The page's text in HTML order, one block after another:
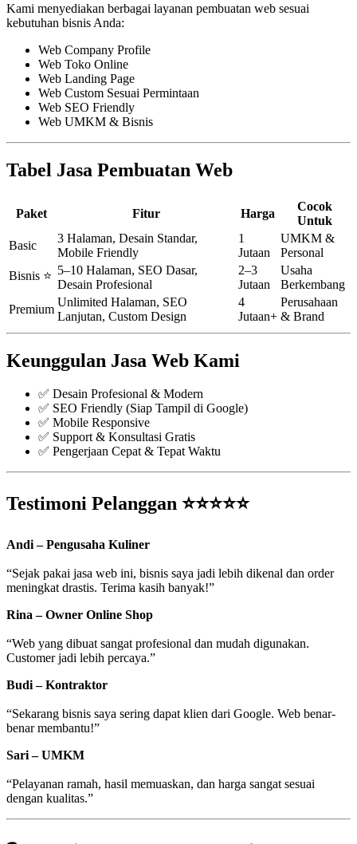
Kami menyediakan berbagai layanan pembuatan web sesuai
kebutuhan bisnis Anda:
Web Company Profile
Web Toko Online
Web Landing Page
Web Custom Sesuai Permintaan
Web SEO Friendly
Web UMKM & Bisnis
Tabel Jasa Pembuatan Web
Paket Fitur Harga
Cocok
Untuk
Basic
3 Halaman, Desain Standar,
Mobile Friendly
1
Jutaan
UMKM &
Personal
Bisnis ⭐ 5–10 Halaman, SEO Dasar,
Desain Profesional
2–3
Jutaan
Usaha
Berkembang
Premium
Unlimited Halaman, SEO
Lanjutan, Custom Design
4
Jutaan+
Perusahaan
& Brand
Keunggulan Jasa Web Kami
✅ Desain Profesional & Modern
✅ SEO Friendly (Siap Tampil di Google)
✅ Mobile Responsive
✅ Support & Konsultasi Gratis
✅ Pengerjaan Cepat & Tepat Waktu
Testimoni Pelanggan ⭐⭐⭐⭐⭐
Andi – Pengusaha Kuliner
“Sejak pakai jasa web ini, bisnis saya jadi lebih dikenal dan order
meningkat drastis. Terima kasih banyak!”
Rina – Owner Online Shop
“Web yang dibuat sangat profesional dan mudah digunakan.
Customer jadi lebih percaya.”
Budi – Kontraktor
“Sekarang bisnis saya sering dapat klien dari Google. Web benar-
benar membantu!”
Sari – UMKM
“Pelayanan ramah, hasil memuaskan, dan harga sangat sesuai
dengan kualitas.”